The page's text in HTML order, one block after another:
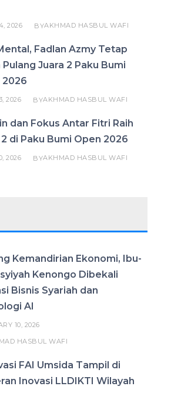
2026 BYAKHMAD HASBUL WAFI
Fadlan Azmy Tetap
Pulang Juara 2 Paku Bumi
2026
2026 BYAKHMAD HASBUL WAFI
dan Fokus Antar Fitri Raih
di Paku Bumi Open 2026
2026 BYAKHMAD HASBUL WAFI
Kemandirian Ekonomi, Ibu-
Kenongo Dibekali
Bisnis Syariah dan
AI
10, 2026
HASBUL WAFI
FAI Umsida Tampil di
Inovasi LLDIKTI Wilayah